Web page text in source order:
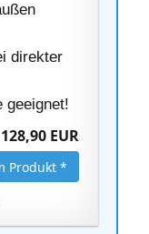
direkter
geeignet!
128,90 EUR
Produkt *